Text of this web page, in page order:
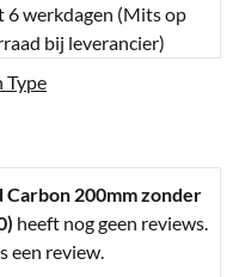
6 werkdagen (Mits op
bij leverancier)
Type
200mm zonder
heeft nog geen reviews.
een review.